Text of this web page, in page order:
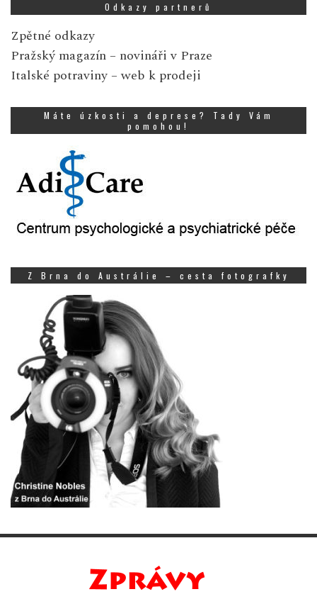
Odkazy partnerů
Zpětné odkazy
Pražský magazín – novináři v Praze
Italské potraviny – web k prodeji
Máte úzkosti a deprese? Tady Vám
pomohou!
Z Brna do Austrálie – cesta fotografky